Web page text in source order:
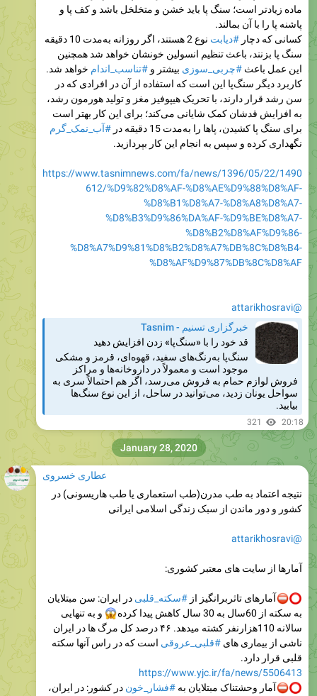
ماده زیاد‌تر است؛ سنگ پا باید خشن و متخلخل باشد و کف پا و
پاشنه پا را با آن بمالند.
کسانی که دچار #دیابت
نوع 2 هستند، اگر روزانه به‌مدت 10 دقیقه
سنگ پا بزنند، باعث تنظیم انسولین خونشان خواهد شد همچنین
این عمل باعث #چربی‌_سوزی بیشتر و #تناسب_اندام خواهد شد.
کاربرد دیگر سنگ‌پا این است که استفاده از آن در افرادی که در
سن رشد قرار دارند‌، با تحریک هیپوفیز مغز و تولید هورمون رشد،
به افزایش قدشان کمک شایانی می‌کند؛ برای این کار بهتر است
برای سنگ پا کشیدن‌، پاها را به‌مدت 15 دقیقه در
#آب_نمک_گرم
نگهداری کرده و سپس به انجام این کار بپردازید.
https://www.tasnimnews.com/fa/news/1396/05/22/1490
612/%D9%82%D8%AF-%D8%AE%D9%88%D8%AF-
%D8%B1%D8%A7-%D8%A8%D8%A7-
%D8%B3%D9%86%DA%AF-%D9%BE%D8%A7-
%D8%B2%D8%AF%D9%86-
%D8%A7%D9%81%D8%B2%D8%A7%DB%8C%D8%B4-
%D8%AF%D9%87%DB%8C%D8%AF
@attarikhosravi
خبرگزاری تسنیم - Tasnim
قد خود را با «سنگ‌پا» زدن افزایش دهید
سنگ‌پا به‌رنگ‌های سفید، قهوه‌ای، قرمز و مشکی
موجود است و معمولاً در داروخانه‌ها و مراکز
فروش لوازم حمام به فروش می‌رسد، اگر هم احتمالاً سری به
سواحل یونان زدید، می‌توانید در ساحل، از این نوع سنگ‌ها
بیابید.
321 20:18
عطاری خسروی
نتیجه اعتماد به طب مدرن(طب استعماری یا طب هاریسونی) در
کشور و دور ماندن از سبک زندگی اسلامی ایرانی
@attarikhosravi
آمارها از سایت های معتبر کشوری:
آمارهای تاثربرانگیز از #سکته_قلبی در ایران: سن مبتلایان
به سکته از 60سال به 30 سال کاهش پیدا کرده
😱و به تنهایی
سالانه 110هزارنفر کشته میدهد. ۴۶ درصد کل مرگ ها در ایران
ناشی از بیماری های #قلبی_عروقی است که در راس آنها سکته
قلبی قرار دارد.
https://www.yjc.ir/fa/news/5506413
آمار وحشتناک مبتلایان به #فشار_خون در کشور: در ایران،
January 28, 2020